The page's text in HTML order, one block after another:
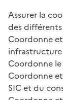
Assurer la
des
Coordonne
infrastructure
Coordonne
Coordonne
SIC et du